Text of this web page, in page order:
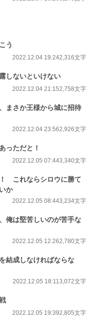
う
2022.12.04 19:242,316文字
しないといけない
2022.12.04 21:152,758文字
まさか王様から城に招待
2022.12.04 23:562,926文字
っただと！
2022.12.05 07:443,340文字
これならシロウに勝て
か
2022.12.05 08:443,234文字
俺は堅苦しいのが苦手な
2022.12.05 12:262,780文字
結成しなければならな
2022.12.05 18:113,072文字
2022.12.05 19:392,805文字